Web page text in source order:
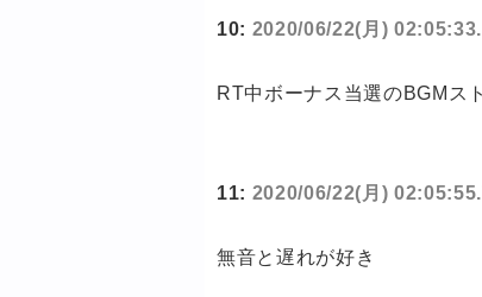
10: 2020/06/22(月)
RT中ボーナス当選のBGMス
11: 2020/06/22(月)
無音と遅れが好き